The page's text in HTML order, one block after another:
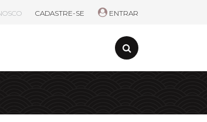
CADASTRE-SE ENTRAR